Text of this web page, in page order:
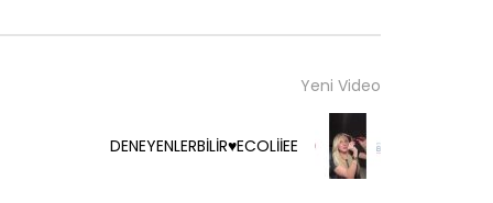
Yeni Video
DENEYENLERBİLİR♥️ECOLİİEE